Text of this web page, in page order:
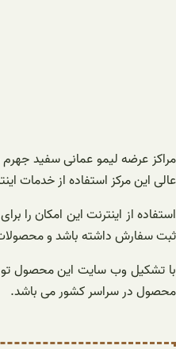
مراکز عرضه لیمو عمانی سفید جهرم
عالی این مرکز استفاده از خدمات
استفاده از اینترنت این امکان را
ثبت سفارش داشته باشد و
با تشکیل وب سایت این محصول
محصول در سراسر کشور می باشد.